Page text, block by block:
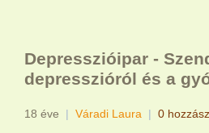
Depresszióipar -
depresszióról és a
18 éve | Váradi Laura | 0